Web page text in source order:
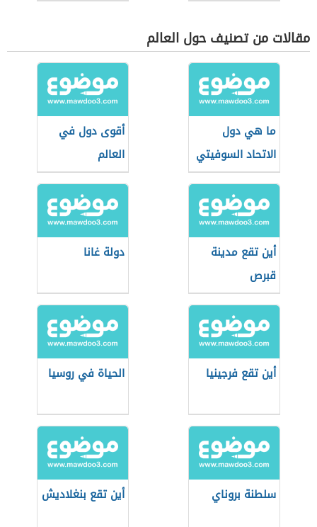
مقالات من تصنيف حول العالم
ما هي دول
الاتحاد السوفيتي
أقوى دول في
العالم
أين تقع مدينة
قبرص
دولة غانا
أين تقع فرجينيا الحياة في روسيا
سلطنة بروناي أين تقع بنغلاديش